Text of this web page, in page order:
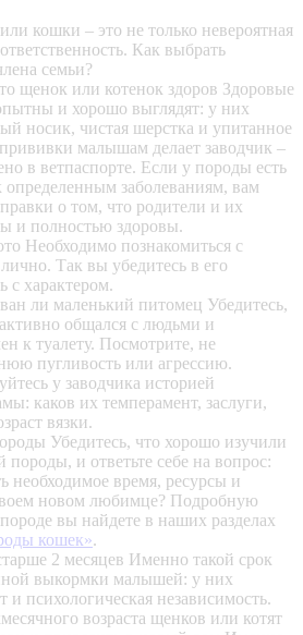
кошки – это не только невероятная
Как выбрать
семьи?
щенок или котенок здоров Здоровые
и хорошо выглядят: у них
носик, чистая шерстка и упитанное
малышам делает заводчик –
в ветпаспорте. Если у породы есть
определенным заболеваниям, вам
о том, что родители и их
и полностью здоровы.
Необходимо познакомиться с
Так вы убедитесь в его
с характером.
ли маленький питомец Убедитесь,
общался с людьми и
к туалету. Посмотрите, не
пугливость или агрессию.
у заводчика историей
каков их темперамент, заслуги,
вязки.
Убедитесь, что хорошо изучили
и ответьте себе на вопрос:
необходимое время, ресурсы и
новом любимце? Подробную
вы найдете в наших разделах
кошек».
2 месяцев Именно такой срок
выкормки малышей: у них
психологическая независимость.
возраста щенков или котят